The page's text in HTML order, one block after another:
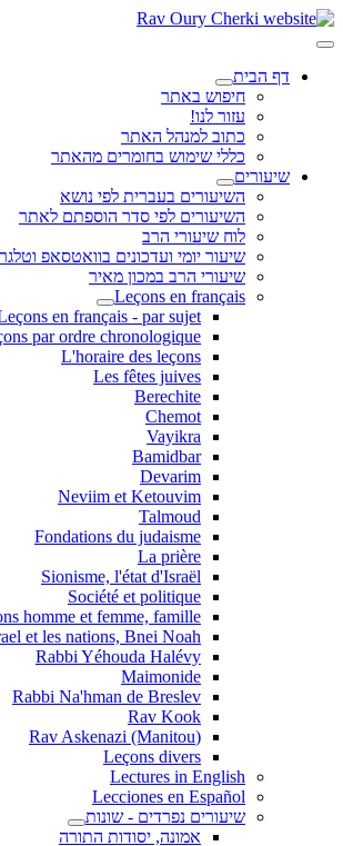
דף הבית
חיפוש באתר
עזור לנו!
כתוב למנהל האתר
כללי שימוש בחומרים מהאתר
שיעורים
השיעורים בעברית לפי נושא
השיעורים לפי סדר הוספתם לאתר
לוח שיעורי הרב
שיעור יומי ועדכונים בוואטסאפ
שיעורי הרב במכון מאיר
Leçons en français
en français - par sujet
par ordre chronologique
L'horaire des leçons
Les fêtes juives
Berechite
Chemot
Vayikra
Bamidbar
Devarim
Neviim et Ketouvim
Talmoud
Fondations du judaisme
La prière
Sionisme, l'état d'Israël
Société et politique
homme et femme, famille
et les nations, Bnei Noah
Rabbi Yéhouda Halévy
Maimonide
Rabbi Na'hman de Breslev
Rav Kook
(Rav Askenazi (Manitou
Leçons divers
Lectures in English
Lecciones en Español
שיעורים נפרדים - שונות
אמונה, יסודות התורה